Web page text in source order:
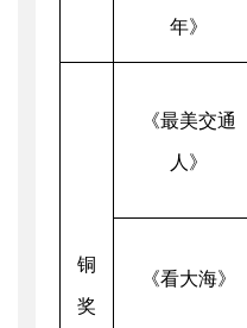
年》
铜
奖
《最美交通
人》
《看大海》